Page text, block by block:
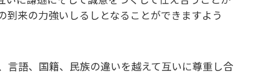
来の力強いしるしとなることができますよう
言語、国籍、民族の違いを越えて互いに尊重し合